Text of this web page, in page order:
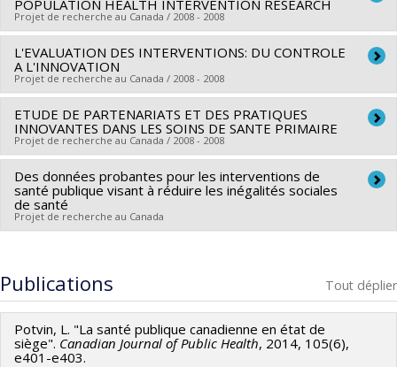
Louise Potvin
Analyse des systèmes de mesures de la qualité des soins
infirmiers dans 6 pays de la francophonie et proposition
d'indicateurs de mesure de la performance des soins
infirmiers
POPULATION HEALTH INTERVENTION RESEARCH
Projet de recherche au Canada / 2008 - 2008
Chercheur principal : Louise Potvin
L'EVALUATION DES INTERVENTIONS: DU CONTROLE
A L'INNOVATION
Projet de recherche au Canada / 2008 - 2008
Chercheur principal : Louise Potvin
ETUDE DE PARTENARIATS ET DES PRATIQUES
INNOVANTES DANS LES SOINS DE SANTE PRIMAIRE
Projet de recherche au Canada / 2008 - 2008
Chercheur principal : Louise Potvin
Des données probantes pour les interventions de
santé publique visant à réduire les inégalités sociales
de santé
Projet de recherche au Canada
Co-chercheurs :
Publications Tout déplier
Potvin, L. "La santé publique canadienne en état de
siège". Canadian Journal of Public Health, 2014, 105(6),
e401-e403.